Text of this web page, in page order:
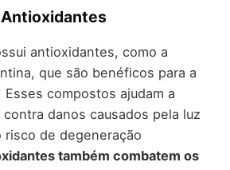
antioxidantes, como a
que são benéficos para a
compostos ajudam a
danos causados pela luz
risco de degeneração
também combatem os